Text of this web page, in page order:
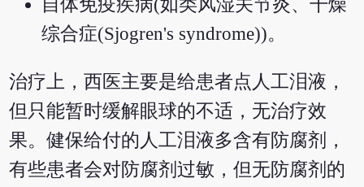
自体免疫疾病(如类风湿关节炎、干燥
综合症(Sjogren's syndrome))。
治疗上，西医主要是给患者点人工泪液，
但只能暂时缓解眼球的不适，无治疗效
果。健保给付的人工泪液多含有防腐剂，
有些患者会对防腐剂过敏，但无防腐剂的